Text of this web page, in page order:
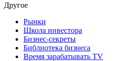
Другое
Рынки
Школа инвестора
Бизнес-секреты
Библиотека бизнеса
Время зарабатывать TV